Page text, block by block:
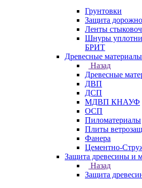
Грунтовки
Защита
Ленты
Шнуры
БРИТ
Древесные материалы
Назад
Древесные
ДВП
ДСП
МДВП КНАУФ
ОСП
Пиломатериалы
Плиты
Фанера
Цементно-
Защита древесины и
Назад
Защита